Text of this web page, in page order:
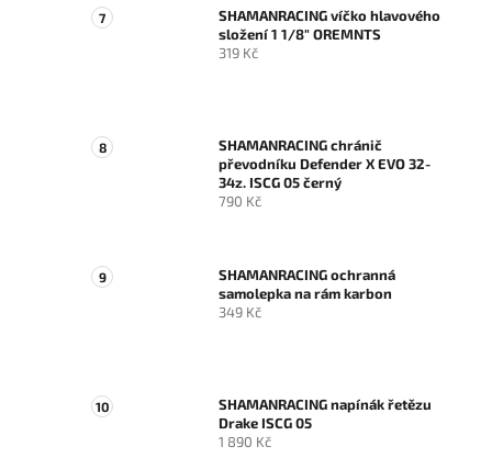
SHAMANRACING víčko hlavového
složení 1 1/8" OREMNTS
319 Kč
SHAMANRACING chránič
převodníku Defender X EVO 32-
34z. ISCG 05 černý
790 Kč
SHAMANRACING ochranná
samolepka na rám karbon
349 Kč
SHAMANRACING napínák řetězu
Drake ISCG 05
1 890 Kč